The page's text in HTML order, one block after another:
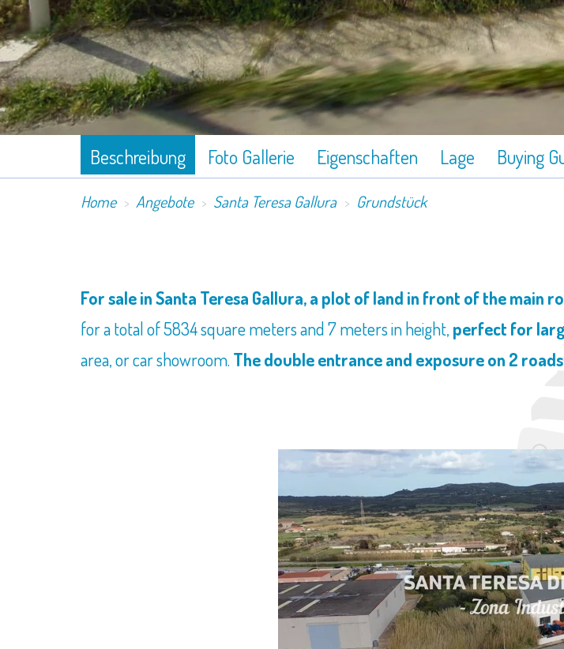
Beschreibung Foto Gallerie Eigenschaften Lage Buying
Home Angebote Santa Teresa Gallura Grundstück
For sale in Santa Teresa Gallura, a plot of land in front of the
for a total of 5834 square meters and 7 meters in height, perfect for
area, or car showroom. The double entrance and exposure on 2 roads